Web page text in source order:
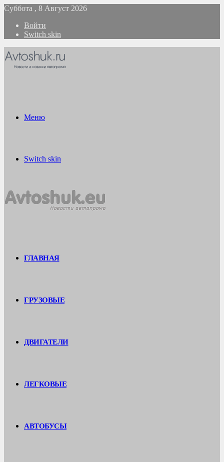
Суббота , 8 Август 2026
Войти
Switch skin
Меню
Switch skin
ГЛАВНАЯ
ГРУЗОВЫЕ
ДВИГАТЕЛИ
ЛЕГКОВЫЕ
АВТОБУСЫ